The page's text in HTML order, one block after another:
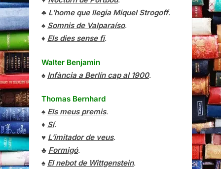
♣ L’home que llegia Miquel Strogoff.
♠ Somnis de Valparaíso.
♦ Els dies sense fi.
Walter Benjamin
♠ Infància a Berlín cap al 1900.
Thomas Bernhard
♠ Els meus premis.
♦ Sí.
♥ L’imitador de veus.
♣ Formigó.
♠ El nebot de Wittgenstein.